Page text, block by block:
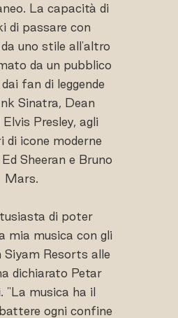
La capacità di
di passare con
uno stile all'altro
da un pubblico
fan di leggende
Sinatra, Dean
Presley, agli
di icone moderne
Sheeran e Bruno
Mars.
di poter
mia musica con gli
Siyam Resorts alle
dichiarato Petar
"La musica ha il
ogni confine